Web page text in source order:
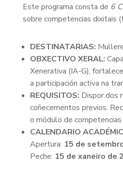
Este programa consta de 6
sobre competencias dixitais
DESTINATARIAS:
OBXECTIVO XERAL:
Xenerativa (IA-G),
a participación activa na
REQUISITOS: Dispor dos
coñecementos previos.
o módulo de
CALENDARIO
Apertura: 15 de
Peche: 15 de xaneiro de